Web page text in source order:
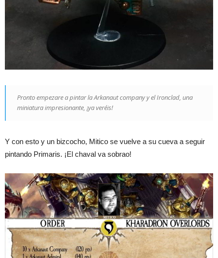
Pronto empezare a pintar la Arkanaut company y el Ironclad, una
miniatura impresionante, ¡ya veréis!
Y con esto y un bizcocho, Mitico se vuelve a su cueva a seguir
pintando Primaris. ¡El chaval va sobrao!